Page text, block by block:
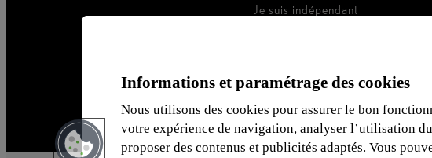
Je suis indépendant
Informations et paramétrage des cookies
Nous utilisons des cookies pour assurer le bon
votre expérience de navigation, analyser l’utilisation
proposer des contenus et publicités adaptés. Vous